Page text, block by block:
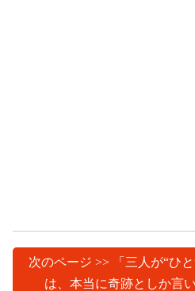
次のページ >> 「三人が“ひ
は、本当に奇跡としか言